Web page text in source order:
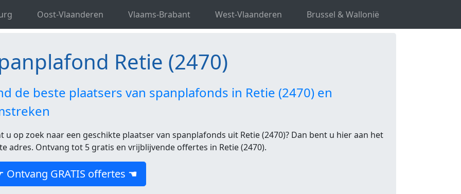
Oost-Vlaanderen Vlaams-Brabant West-Vlaanderen Brussel & Wallonië
Antwerpen Spanplafond Retie
Retie (2470)
de beste plaatsers van spanplafonds in Retie (2470) en
u op zoek naar een geschikte plaatser van spanplafonds uit Retie (2470)? Dan bent u hier aan het
adres. Ontvang tot 5 gratis en vrijblijvende offertes in Retie (2470).
Ontvang GRATIS offertes ☚